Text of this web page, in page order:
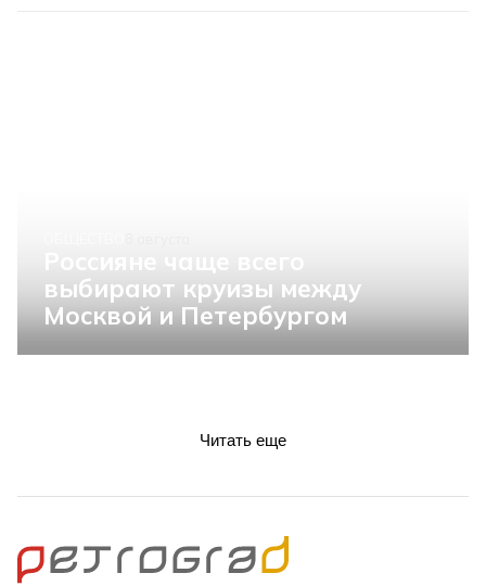
выбирают круизы между
Москвой и Петербургом
Читать еще